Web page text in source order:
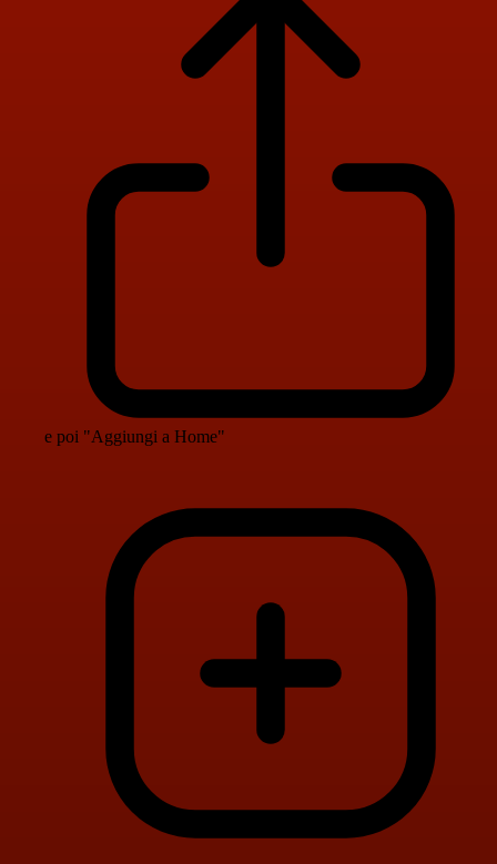
e poi "Aggiungi a Home"